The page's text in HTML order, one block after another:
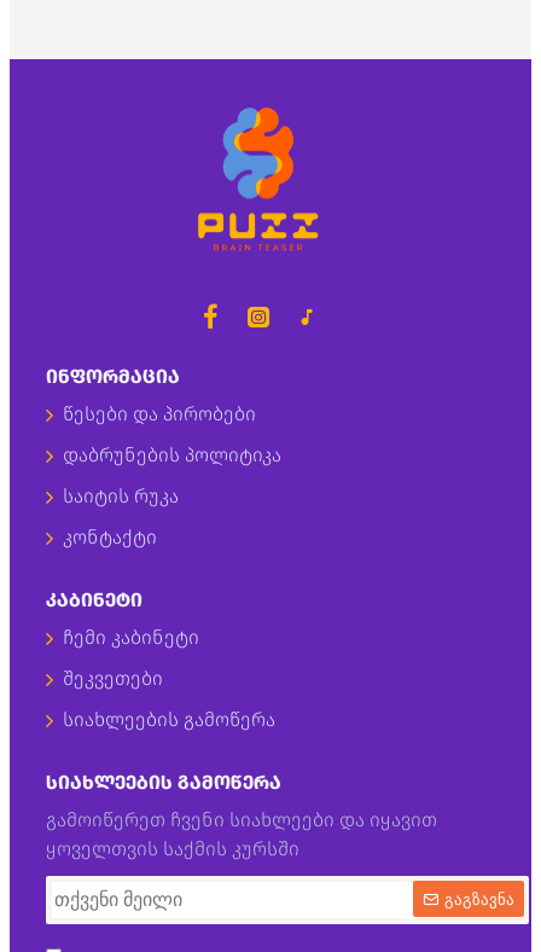
ᲘᲜᲤᲝᲠᲛᲐᲪᲘᲐ
წესები და პირობები
დაბრუნების პოლიტიკა
საიტის რუკა
კონტაქტი
ᲙᲐᲑᲘᲜᲔᲢᲘ
ჩემი კაბინეტი
შეკვეთები
სიახლეების გამოწერა
ᲡᲘᲐᲮᲚᲔᲔᲑᲘᲡ ᲒᲐᲛᲝᲬᲔᲠᲐ
გამოიწერეთ ჩვენი სიახლეები და იყავით
ყოველთვის საქმის კურსში
გაგზავნა